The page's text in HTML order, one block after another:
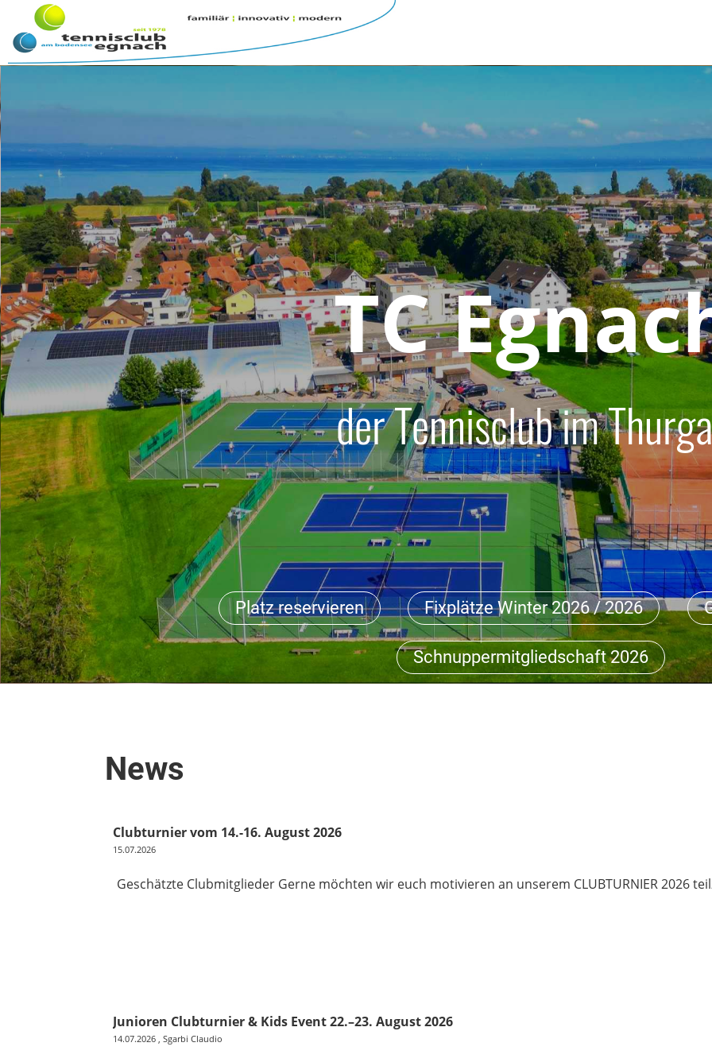
TC
der Tennisclub im
Platz reservieren Fixplätze Winter 2026 / 2026
Schnuppermitgliedschaft 2026
News
Clubturnier vom 14.-16. August 2026
15.07.2026
Geschätzte Clubmitglieder Gerne möchten wir euch motivieren an unserem CLUBTURNIER 2026
Junioren Clubturnier & Kids Event 22.–23. August 2026
14.07.2026 , Sgarbi Claudio